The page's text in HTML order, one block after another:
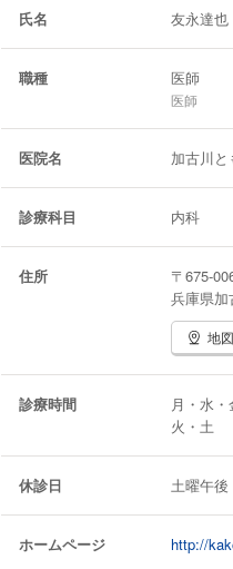
氏名 友永達也
職種 医師
医師
医院名 加古川
診療科目 内科
住所
〒675-
兵庫県
地
診療時間
月・水
火・
休診日 土曜午後
ホームページ http://